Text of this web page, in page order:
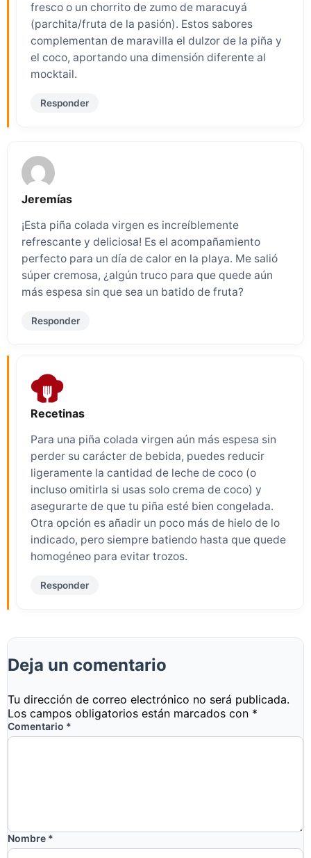
fresco o un chorrito de zumo de maracuyá
(parchita/fruta de la pasión). Estos sabores
complementan de maravilla el dulzor de la piña y
el coco, aportando una dimensión diferente al
mocktail.
Responder
Jeremías
¡Esta piña colada virgen es increíblemente
refrescante y deliciosa! Es el acompañamiento
perfecto para un día de calor en la playa. Me salió
súper cremosa, ¿algún truco para que quede aún
más espesa sin que sea un batido de fruta?
Responder
Recetinas
Para una piña colada virgen aún más espesa sin
perder su carácter de bebida, puedes reducir
ligeramente la cantidad de leche de coco (o
incluso omitirla si usas solo crema de coco) y
asegurarte de que tu piña esté bien congelada.
Otra opción es añadir un poco más de hielo de lo
indicado, pero siempre batiendo hasta que quede
homogéneo para evitar trozos.
Responder
Deja un comentario
Tu dirección de correo electrónico no será publicada.
Los campos obligatorios están marcados con *
Comentario *
Nombre *